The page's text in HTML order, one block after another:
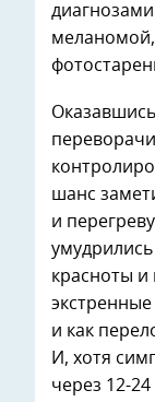
шанс
и
красноты
и как
И, хотя
через 12-